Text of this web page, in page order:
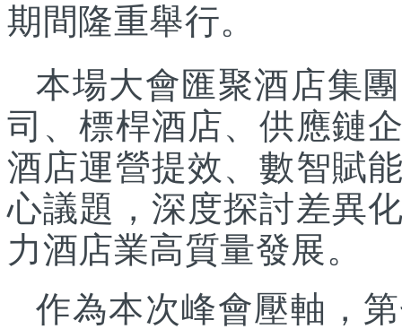
期間隆重舉行。
本場大會匯聚酒店集
司、標桿酒店、供應鏈
酒店運營提效、數智賦
心議題，深度探討差異
力酒店業高質量發展。
作為本次峰會壓軸，